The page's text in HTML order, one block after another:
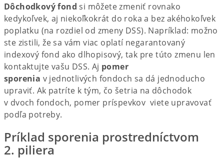
Dôchodkový fond si môžete zmeniť rovnako
kedykoľvek, aj niekoľkokrát do roka a bez akéhokoľvek
poplatku (na rozdiel od zmeny DSS). Napríklad: možno
ste zistili, že sa vám viac oplatí negarantovaný
indexový fond ako dlhopisový, tak pre túto zmenu len
kontaktujte vašu DSS. Aj pomer
sporenia v jednotlivých fondoch sa dá jednoducho
upraviť. Ak patríte k tým, čo šetria na dôchodok
v dvoch fondoch, pomer príspevkov viete upravovať
podľa potreby.
Príklad sporenia prostredníctvom
2. piliera